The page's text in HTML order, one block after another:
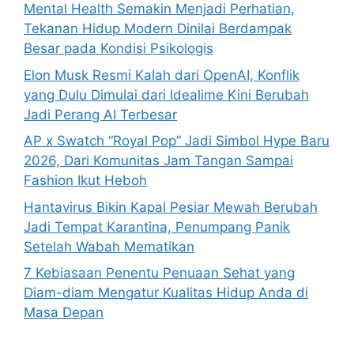
r
:
Mental Health Semakin Menjadi Perhatian,
Tekanan Hidup Modern Dinilai Berdampak
Besar pada Kondisi Psikologis
Elon Musk Resmi Kalah dari OpenAI, Konflik
yang Dulu Dimulai dari Idealime Kini Berubah
Jadi Perang AI Terbesar
AP x Swatch “Royal Pop” Jadi Simbol Hype Baru
2026, Dari Komunitas Jam Tangan Sampai
Fashion Ikut Heboh
Hantavirus Bikin Kapal Pesiar Mewah Berubah
Jadi Tempat Karantina, Penumpang Panik
Setelah Wabah Mematikan
7 Kebiasaan Penentu Penuaan Sehat yang
Diam-diam Mengatur Kualitas Hidup Anda di
Masa Depan